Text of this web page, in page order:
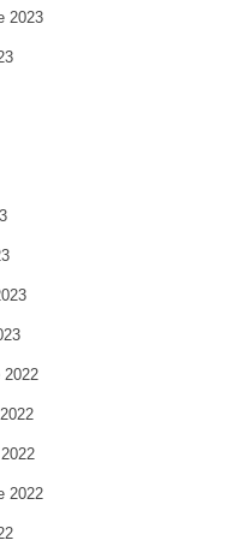
2023
2022
2022